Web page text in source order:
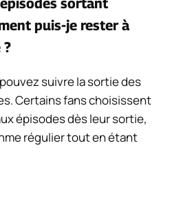
puis-je rester à
?
suivre la sortie des
Certains fans choisissent
épisodes dès leur sortie,
régulier tout en étant